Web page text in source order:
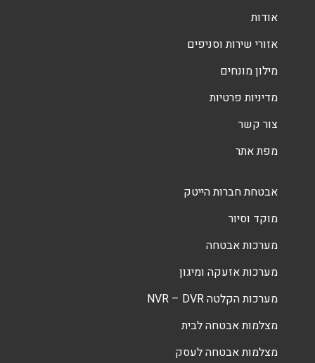
אודות
אזורי שירות וסניפים
מילון מונחים
מדיניות פרטיות
צור קשר
מפת אתר
אבטחת חברות הייטק
מוקד וסיור
מערכות אבטחה
מערכות אזעקה ומיגון
מערכות הקלטה NVR – DVR
מצלמות אבטחה לבית
מצלמות אבטחה לעסק